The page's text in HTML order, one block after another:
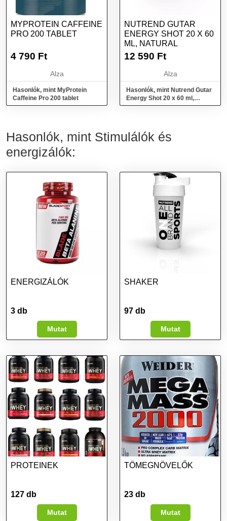
MYPROTEIN CAFFEINE
PRO 200 TABLET
4 790 Ft
Alza
Hasonlók, mint MyProtein
Caffeine Pro 200 tablet
NUTREND GUTAR
ENERGY SHOT 20 X 60
ML, NATURAL
12 590 Ft
Alza
Hasonlók, mint Nutrend Gutar
Energy Shot 20 x 60 ml,
natural
Hasonlók, mint Stimulálók és
energizálók:
ENERGIZÁLÓK
3 db
Mutat
SHAKER
97 db
Mutat
PROTEINEK
127 db
Mutat
TÖMEGNÖVELŐK
23 db
Mutat